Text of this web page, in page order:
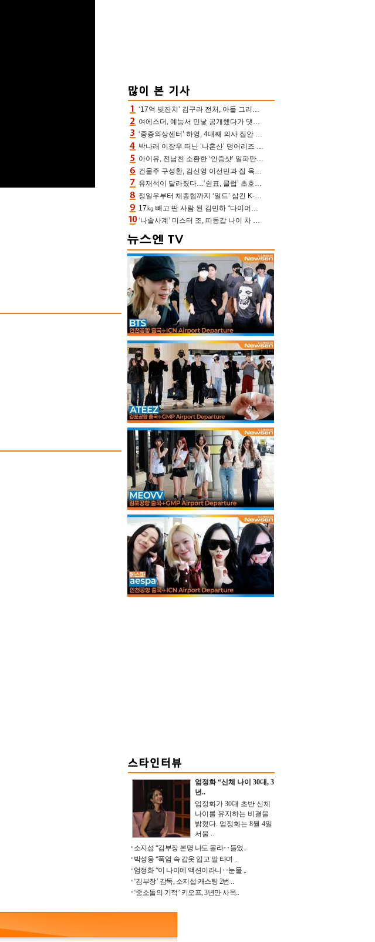
‘17억 빚잔치’ 김구라 전처, 아들 그리는 “나 뿐인데” 친엄마 챙기는 효심 눈길
여에스더, 예능서 민낯 공개했다가 댓글에 충격 “눈 왜 저렇게 처졌냐고”(에스더TV)
‘중증외상센터’ 하영, 4대째 의사 집안 인증 “증조부, 고종 황제 진료”(옥문아)[어제TV]
박나래 이장우 떠난 ‘나혼산’ 덩어리즈 왔다, 1인 1케이크에 팜유 전현무 충격[어제TV]
아이유, 전남친 소환한 ‘인증샷’ 일파만파 속…남사친 변우석 선물도 남겼나 ‘훈훈’
건물주 구성환, 김신영 이선민과 집 옥상서 41만원 한우 파티 “화력이 성화봉송”(나혼산)
유재석이 달라졌다…‘쉼표, 클럽’ 초호화 코스에 주우재도 감탄 (놀면 뭐하니?)
정일우부터 채종협까지 ‘일드’ 삼킨 K-배우들의 매서운 돌풍
17㎏ 빼고 딴 사람 된 김민하 “다이어트 화제돼 깜짝, 이럴 일인가”(전현무계획4)[어제TV]
‘나솔사계’ 미스터 조, 띠동갑 나이 차 고백…3MC ‘말잇못’
엄정화 “신체 나이 30대, 3
년..
엄정화가 30대 초반 신체
나이를 유지하는 비결을
밝혔다. 엄정화는 8월 4일
서울 ..
소지섭 “김부장 본명 나도 몰라‥들었..
박성웅 “폭염 속 갑옷 입고 말 타며 ..
엄정화 “이 나이에 액션이라니‥눈물 ..
‘김부장’ 감독, 소지섭 캐스팅 2번 ..
‘중소돌의 기적’ 키오프, 3년만 사옥..